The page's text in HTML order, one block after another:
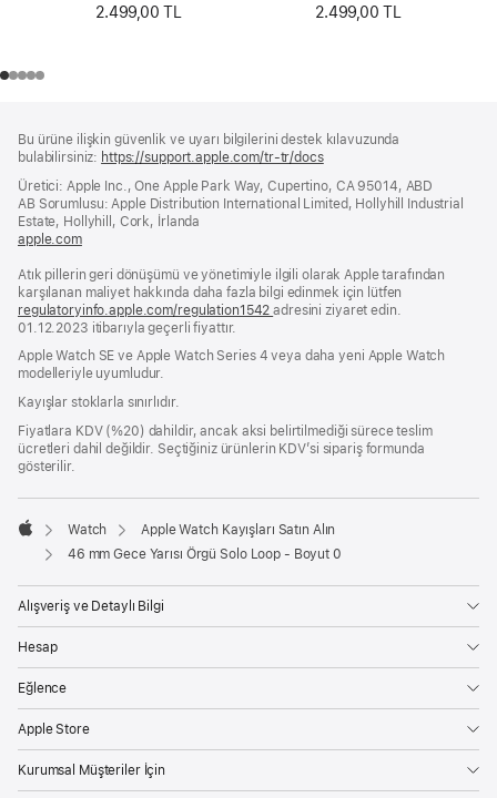
2.499,00 TL
2.499,00 TL
Bilgi
Bu ürüne ilişkin güvenlik ve uyarı bilgilerini destek kılavuzunda
bulabilirsiniz: https://support.apple.com/tr-tr/docs(yeni
pencerede
açılır)
Üretici: Apple Inc., One Apple Park Way, Cupertino, CA 95014, ABD
AB Sorumlusu: Apple Distribution International Limited, Hollyhill Industrial
Estate, Hollyhill, Cork, İrlanda
apple.com(yeni
pencerede
açılır)
Atık pillerin geri dönüşümü ve yönetimiyle ilgili olarak Apple tarafından
karşılanan maliyet hakkında daha fazla bilgi edinmek için lütfen
regulatoryinfo.apple.com/regulation1542(yeni
pencerede
açılır)
adresini ziyaret edin.
01.12.2023 itibarıyla geçerli fiyattır.
Apple Watch SE ve Apple Watch Series 4 veya daha yeni Apple Watch
modelleriyle uyumludur.
Kayışlar stoklarla sınırlıdır.
Fiyatlara KDV (%20) dahildir, ancak aksi belirtilmediği sürece teslim
ücretleri dahil değildir. Seçtiğiniz ürünlerin KDV’si sipariş formunda
gösterilir.
Apple
Watch
Apple Watch Kayışları Satın Alın
46 mm Gece Yarısı Örgü Solo Loop - Boyut 0
Alışveriş ve Detaylı Bilgi
Hesap
Eğlence
Apple Store
Kurumsal Müşteriler İçin